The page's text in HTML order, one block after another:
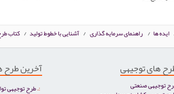
ایده ها / راهنمای سرمایه گذاری / آشنایی با خطوط تولید / کتاب
آخرین طرح
طرح توجیهی
های توجیهی
توجیهی صنعتی